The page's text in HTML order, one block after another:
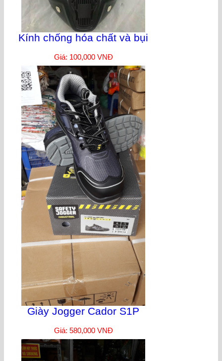
Kính chống hóa chất và bụi
Giá: 100,000 VNĐ
Giày Jogger Cador S1P
Giá: 580,000 VNĐ